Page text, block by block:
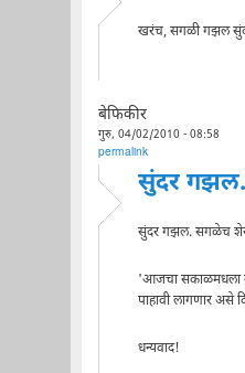
खरंच, सगळी गझल
बेफिकीर
गुरु, 04/02/2010 - 08:58
permalink
सुंदर
सुंदर गझल. सगळेच
'आजचा सकाळमधला
पाहावी लागणार असे
धन्यवाद!